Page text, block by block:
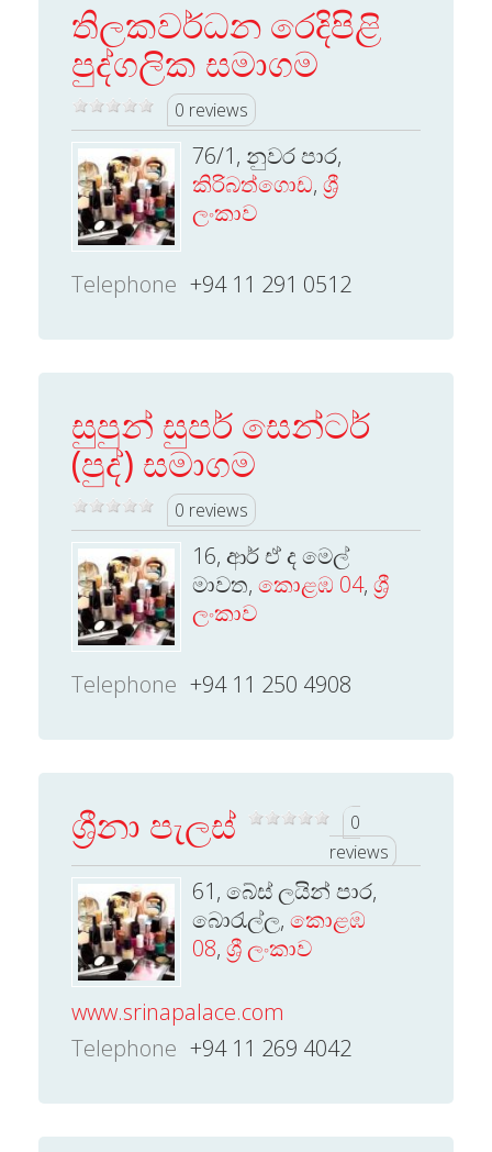
තිලකවර්ධන රෙදිපිළි
පුද්ගලික සමාගම
0 reviews
76/1, නුවර පාර,
කිරිබත්ගොඩ, ශ්‍රී
ලංකාව
Telephone +94 11 291 0512
සුපුන් සුපර් සෙන්ටර්
(පුද්) සමාගම
0 reviews
16, ආර් ඒ ද මෙල්
මාවත, කොළඹ 04, ශ්‍රී
ලංකාව
Telephone +94 11 250 4908
ශ්‍රීනා පැලස්
0
reviews
61, බේස් ලයින් පාර,
බොරැල්ල, කොළඹ
08, ශ්‍රී ලංකාව
www.srinapalace.com
Telephone +94 11 269 4042